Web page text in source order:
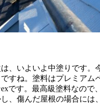
、いよいよ中塗りです。
すね。塗料はプレミアム
です。最高級塗料なので
、傷んだ屋根の場合には